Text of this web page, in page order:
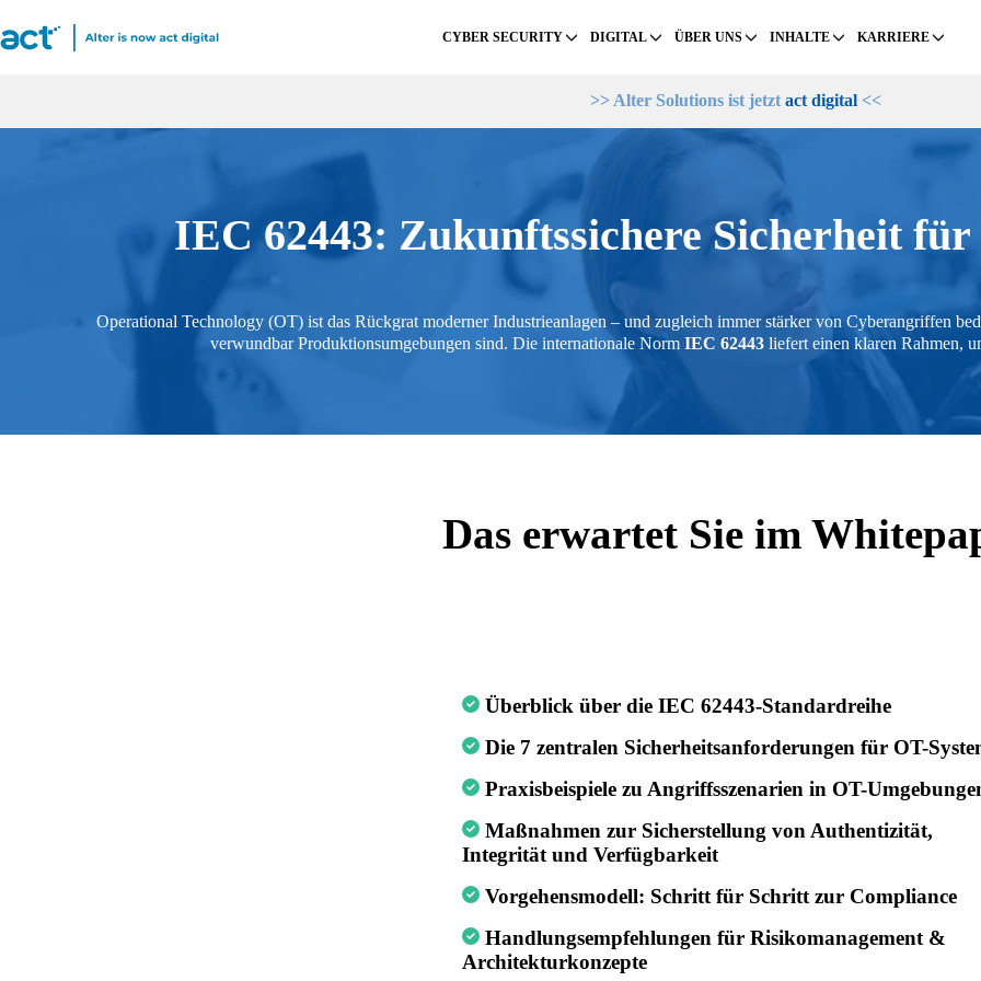
CYBER SECURITY DIGITAL ÜBER UNS INHALTE KARRIERE
>> Alter Solutions ist jetzt act digital <<
IEC 62443: Zukunftssichere Sicherheit für
Operational Technology (OT) ist das Rückgrat moderner Industrieanlagen – und zugleich immer stärker von Cyberangriffen
verwundbar Produktionsumgebungen sind. Die internationale Norm IEC 62443liefert einen klaren Rahmen,
Das erwartet Sie im
Überblick über die IEC 62443-Standardreihe
Die 7 zentralen Sicherheitsanforderungen für OT-
Praxisbeispiele zu Angriffsszenarien in OT-
Maßnahmen zur Sicherstellung von Authentizität,
Integrität und Verfügbarkeit
Vorgehensmodell: Schritt für Schritt zur Compliance
Handlungsempfehlungen für Risikomanagement &
Architekturkonzepte